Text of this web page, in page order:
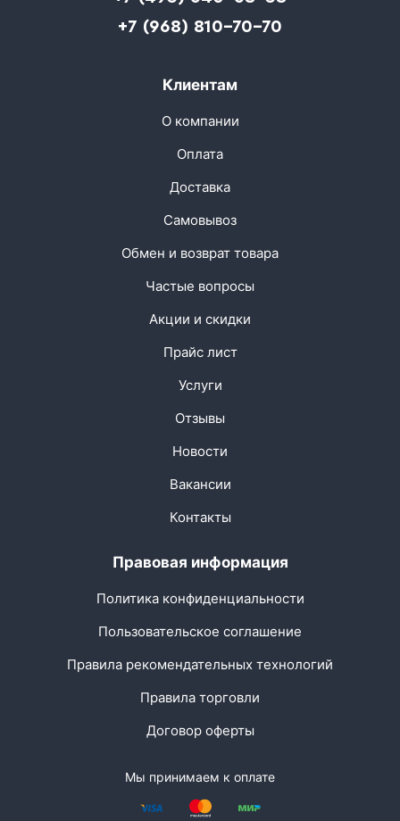
+7 (968) 810-70-70
Клиентам
О компании
Оплата
Доставка
Самовывоз
Обмен и возврат товара
Частые вопросы
Акции и скидки
Прайс лист
Услуги
Отзывы
Новости
Вакансии
Контакты
Правовая информация
Политика конфиденциальности
Пользовательское соглашение
Правила рекомендательных технологий
Правила торговли
Договор оферты
Мы принимаем к оплате